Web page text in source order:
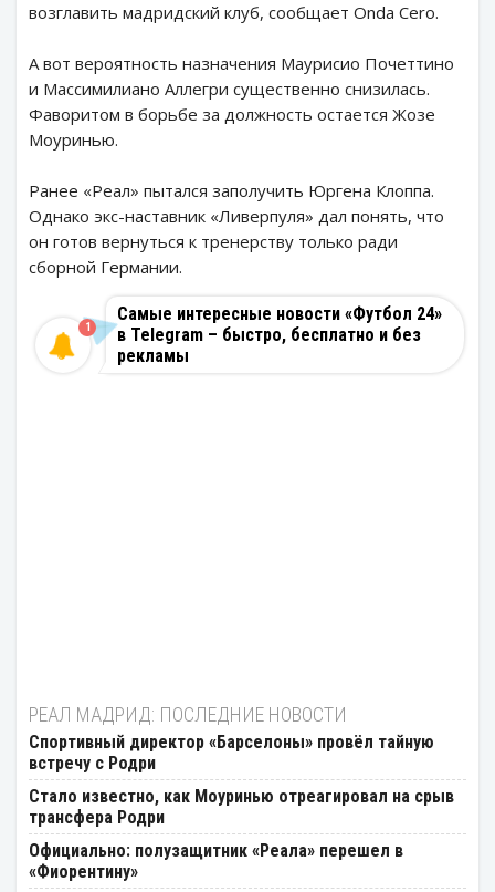
возглавить мадридский клуб, сообщает Onda Cero.
А вот вероятность назначения Маурисио Почеттино
и Массимилиано Аллегри существенно снизилась.
Фаворитом в борьбе за должность остается Жозе
Моуринью.
Ранее «Реал» пытался заполучить Юргена Клоппа.
Однако экс-наставник «Ливерпуля» дал понять, что
он готов вернуться к тренерству только ради
сборной Германии.
Самые интересные новости «Футбол 24»
в Telegram – быстро, бесплатно и без
рекламы
1
РЕАЛ МАДРИД: ПОСЛЕДНИЕ НОВОСТИ
Спортивный директор «Барселоны» провёл тайную
встречу с Родри
Стало известно, как Моуринью отреагировал на срыв
трансфера Родри
Официально: полузащитник «Реала» перешел в
«Фиорентину»